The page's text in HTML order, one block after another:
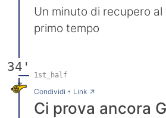
Un minuto di recupero
primo tempo
34'
1st_half
Condividi • Link→
Ci prova ancora